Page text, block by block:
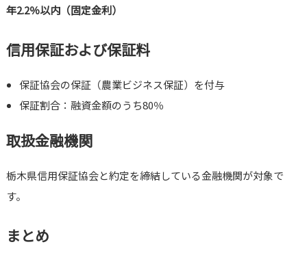
年2.2％以内（固定金利）
信用保証および保証料
保証協会の保証（農業ビジネス保証）を付与
保証割合：融資金額のうち80％
取扱金融機関
栃木県信用保証協会と約定を締結している金融機関が対象で
す。
まとめ